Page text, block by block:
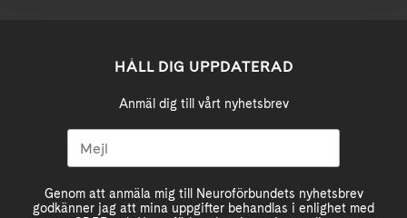
HÅLL DIG UPPDATERAD
Anmäl dig till vårt nyhetsbrev
Genom att anmäla mig till Neuroförbundets nyhetsbrev
godkänner jag att mina uppgifter behandlas i enlighet med